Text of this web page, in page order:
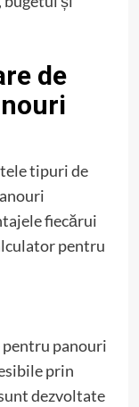
de
tipuri de
fiecărui
pentru
panouri
prin
dezvoltate